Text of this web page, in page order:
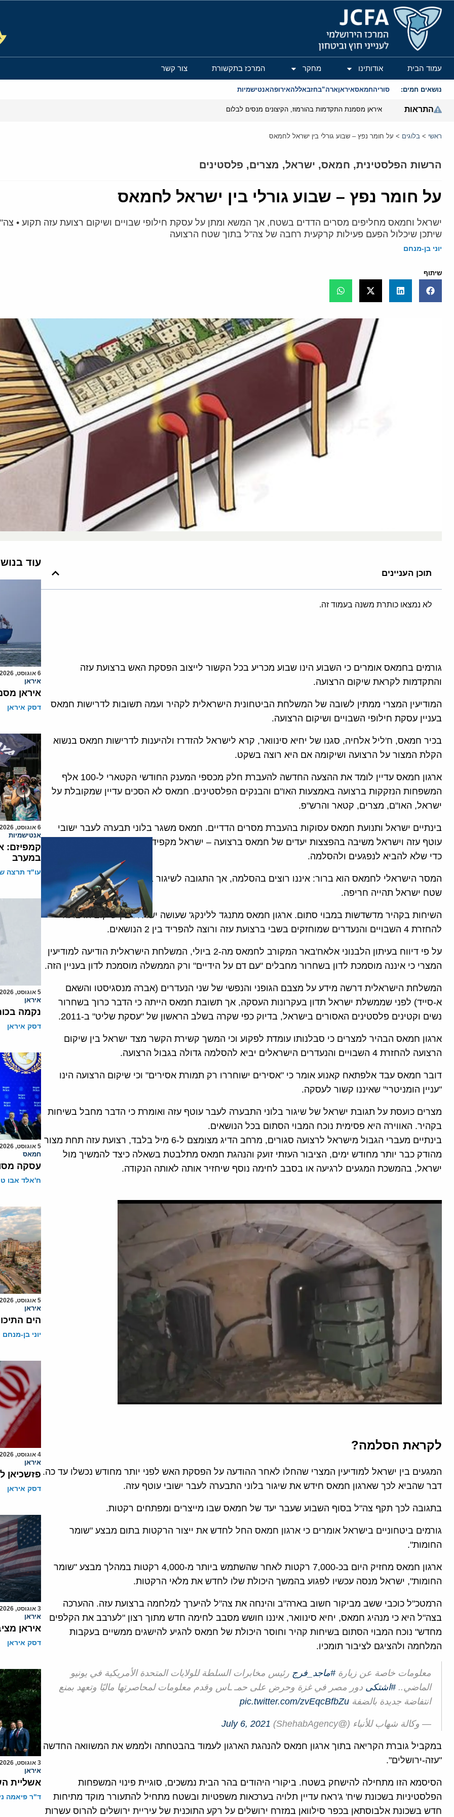
המרכז הירושלמי לענייני חוץ וביטחון
עמוד הבית אודותינו מחקר המרכז בתקשורת צור קשר
נושאים חמים: סוריהחמאסאיראןארה”בחזבאללהאירופהאנטישמיות
התראות איראן מסמנת התקדמות בהורמוז, הקיצונים מנסים לבלום
ראשי > בלוגים > על חומר נפץ – שבוע גורלי בין ישראל לחמאס
הרשות הפלסטינית, חמאס, ישראל, מצרים, פלסטינים
על חומר נפץ – שבוע גורלי בין ישראל לחמאס
ישראל וחמאס מחליפים מסרים הדדים בשטח, אך המשא ומתן על עסקת חילופי שבויים ושיקום רצועת עזה תקוע •
שיתכן שיכלול הפעם פעילות קרקעית רחבה של צה"ל בתוך שטח הרצועה
יוני בן-מנחם
שיתוף
תוכן העניינים
לא נמצאו כותרת משנה בעמוד זה.
גורמים בחמאס אומרים כי השבוע הינו שבוע מכריע בכל הקשור לייצוב הפסקת האש ברצועת עזה
והתקדמות לקראת שיקום הרצועה.
המודיעין המצרי ממתין לשובה של המשלחת הביטחונית הישראלית לקהיר ועמה תשובות לדרישות חמאס
בעניין עסקת חילופי השבויים ושיקום הרצועה.
בכיר חמאס, ח'ליל אלחיה, סגנו של יחיא סינוואר, קרא לישראל להזדרז ולהיענות לדרישות חמאס בנשוא
הקלת המצור על הרצועה ושיקומה אם היא רוצה בשקט.
ארגון חמאס עדיין לומד את ההצעה החדשה להעברת חלק מכספי המענק החודשי הקטארי ל-100 אלף
המשפחות הנזקקות ברצועה באמצעות האו"ם והבנקים הפלסטינים. חמאס לא הסכים עדיין שמקובלת על
ישראל, האו"ם, מצרים, קטאר והרש"פ.
בינתיים ישראל ותנועת חמאס עסוקות בהעברת מסרים הדדיים. חמאס משגר בלוני תבערה לעבר ישובי
עוטף עזה וישראל משיבה בהפצצות יעדים של חמאס ברצועה – ישראל מקפידה להפציץ יעדים לא מאויישים
כדי שלא להביא לנפגעים ולהסלמה.
המסר הישראלי לחמאס הוא ברור: איננו רוצים בהסלמה, אך התגובה לשיגור בלוני תבערה או רקטות לעבר
שטח ישראל תהייה חריפה.
השיחות בקהיר מדשדשות במבוי סתום. ארגון חמאס מתנגד ללינקג' שעושה ישראל בין שיקום הרצועה
להחזרת 4 השבויים והנעדרים שמוחזקים בשבי ברצועת עזה ורוצה להפריד בין 2 הנושאים.
על פי דיווח בעיתון הלבנוני אלאח'באר המקורב לחמאס מה-2 ביולי, המשלחת הישראלית הודיעה למודיעין
המצרי כי איננה מוסמכת לדון בשחרור מחבלים "עם דם על הידיים" ורק הממשלה מוסמכת לדון בעניין הזה.
המשלחת הישראלית דרשה מידע על מצבם הגופני והנפשי של שני הנעדרים (אברה מנסגיסטו והשאם
א-סייד) לפני שממשלת ישראל תדון בעקרונות העסקה, אך תשובת חמאס הייתה כי הדבר כרוך בשחרור
נשים וקטינים פלסטינים האסורים בישראל, בדיוק כפי שקרה בשלב הראשון של "עסקת שליט" ב-2011.
ארגון חמאס הבהיר למצרים כי סבלנותו עומדת לפקוע וכי המשך קשירת הקשר מצד ישראל בין שיקום
הרצועה להחזרת 4 השבויים והנעדרים הישראלים יביא להסלמה גדולה בגבול הרצועה.
דובר חמאס עבד אלפתאח קאנוע אומר כי "אסירים ישוחררו רק תמורת אסירים" וכי שיקום הרצועה הינו
"עניין הומניטרי" שאיננו קשור לעסקה.
מצרים כועסת על תגובת ישראל של שיגור בלוני התבערה לעבר עוטף עזה ואומרת כי הדבר מחבל בשיחות
בקהיר. האווירה היא פסימית נוכח המבוי הסתום בכל הנושאים.
בינתיים מעברי הגבול מישראל לרצועה סגורים, מרחב הדיג מצומצם ל-6 מיל בלבד, רצועת עזה תחת מצור
מהודק כבר יותר מחודש ימים, הציבור העזתי זועק והנהגת חמאס מתלבטת בשאלה כיצד להמשיך מול
ישראל, בהמשכת המגעים לרגיעה או בסבב לחימה נוסף שיחזיר אותה לאותה הנקודה.
לקראת הסלמה?
המגעים בין ישראל למודיעין המצרי שהחלו לאחר ההודעה על הפסקת האש לפני יותר מחודש נכשלו עד כה.
דבר שהביא לכך שארגון חמאס חידש את שיגור בלוני התבערה לעבר ישובי עוטף עזה.
בתגובה לכך תקף צה"ל בסוף השבוע שעבר יעד של חמאס שבו מייצרים ומפתחים רקטות.
גורמים ביטחוניים בישראל אומרים כי ארגון חמאס החל לחדש את ייצור הרקטות בתום מבצע "שומר
החומות".
ארגון חמאס מחזיק היום בכ-7,000 רקטות לאחר שהשתמש ביותר מ-4,000 רקטות במהלך מבצע "שומר
החומות", ישראל מנסה עכשיו לפגוע בהמשך היכולת שלו לחדש את מלאי הרקטות.
הרמטכ"ל כוכבי ששב מביקור חשוב בארה"ב והינחה את צה"ל להיערך למלחמה ברצועת עזה. ההערכה
בצה"ל היא כי מנהיג חמאס, יחיא סינוואר, איננו חושש מסבב לחימה חדש מתוך רצון "לערבב את הקלפים
מחדש" נוכח המבוי הסתום בשיחות קהיר וחוסר היכולת של חמאס להגיע להישגים ממשיים בעקבות
המלחמה ולהציגם לציבור תומכיו.
معلومات خاصة عن زيارة#ماجد_فرج رئيس مخابرات السلطة للولايات المتحدة الأمريكية في يونيو
الماضي..#اشتكى دور مصر في غزة وحرض على حمـ ـاس وقدم معلومات لمحاصرتها ماليًا وتعهد بمنع
انتفاضة جديدة بالضفة pic.twitter.com/zvEqcBfbZu
— وكالة شهاب للأنباء (@ShehabAgency) July 6, 2021
במקביל גוברת הקריאה בתוך ארגון חמאס להנהגת הארגון לעמוד בהבטחתה ולממש את המשוואה החדשה
"עזה-ירושלים".
הסיסמא הזו מתחילה להישחק בשטח. ביקורי היהודים בהר הבית נמשכים, סוגיית פינוי המשפחות
הפלסטיניות בשכונת שיח' ג'ראח עדיין תלויה בערכאות משפטיות ובשטח מתחיל להתעורר מוקד מתיחות
חדש בשכונת אלבוסתאן בכפר סילוואן במזרח ירושלים על רקע התוכנית של עיריית ירושלים להרוס עשרות
עוד
6 אוגוסט, 2026
איראן
איראן
דסק איראן
6 אוגוסט, 2026
אנטישמיות
קמפיזם:
במערב
עו"ד תרצה
5 אוגוסט, 2026
איראן
נקמה
דסק איראן
5 אוגוסט, 2026
חמאס
עסקה
ח'אלד אבו
5 אוגוסט, 2026
איראן
הים
יוני בן-מנחם
4 אוגוסט, 2026
איראן
פזשכיאן
דסק איראן
3 אוגוסט, 2026
איראן
איראן
דסק איראן
3 אוגוסט, 2026
איראן
אשליית
ד"ר פיאמה